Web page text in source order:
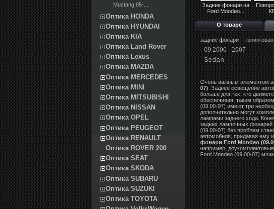
Mustang 05-...
Оптика HONDA
Оптика HYUNDAI
Оптика KIA
Оптика Land Rover
Оптика Lexus
Оптика MAZDA
Оптика MERCEDES
Оптика MINI
Оптика MITSUBISHI
Оптика NISSAN
Оптика OPEL
Оптика PEUGEOT
Оптика RENAULT
Оптика ROVER 200
Оптика SEAT
Оптика SKODA
Оптика SUBARU
Оптика SUZUKI
Оптика TOYOTA
Задние фонари на
Ford Mondeo...
О товаре
задние фонари -
09.2000 - 2007
Sedan
Очень важным элементом
07). Заднее освещение
больше для тех, кто
обеспечивая, таким
(09.00-07) имеют три
дополнительно могут
лампами заднего хода.
задних лампочных фонарей
(09.00-07) без проблем
автомобиля, придавая ему
фонари Ford Mondeo
например,
Ford Mondeo (09.00-07)